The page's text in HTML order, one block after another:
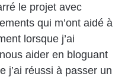
le projet avec
qui m’ont aidé à
lorsque j’ai
aider en bloguant
j’ai réussi à passer un